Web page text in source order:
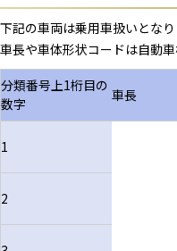
下記の車両は乗用車扱いとなり
車長や車体形状コードは自動
分類番号上1桁目の
数字
車長
1
2